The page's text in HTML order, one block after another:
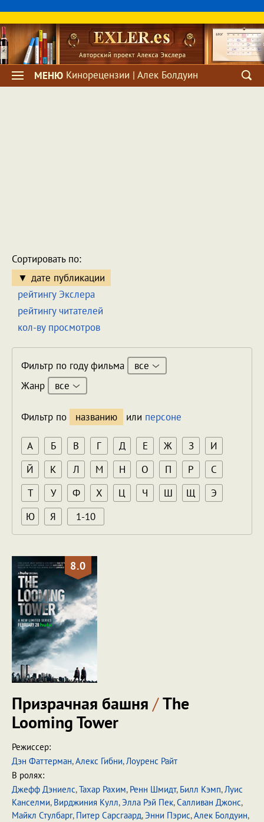
МЕНЮ Кинорецензии | Алек Болдуин
Сортировать по:
дате публикации
рейтингу Экслера
рейтингу читателей
кол-ву просмотров
Фильтр по году фильма
все
Жанр
все
Фильтр по названию или персоне
А Б В Г Д Е Ж З
И
Й
К Л М Н О П Р
С
Т
У Ф Х Ц Ч Ш Щ
Э
Ю
Я 1-10
8.0
Призрачная башня /The
Looming Tower
Режиссер:
Дэн Фаттерман,Алекс Гибни,Лоуренс Райт
В ролях:
Джефф Дэниелс,Тахар Рахим, Ренн Шмидт, Билл Кэмп,Луис
Канселми, Вирджиния Кулл,Элла Рэй Пек,Салливан Джонс,
Майкл Стулбарг, Питер Сарсгаард,Энни Пэрис,Алек Болдуин,